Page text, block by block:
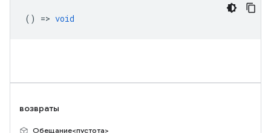
() => void
возвраты
Обещание<пустота>